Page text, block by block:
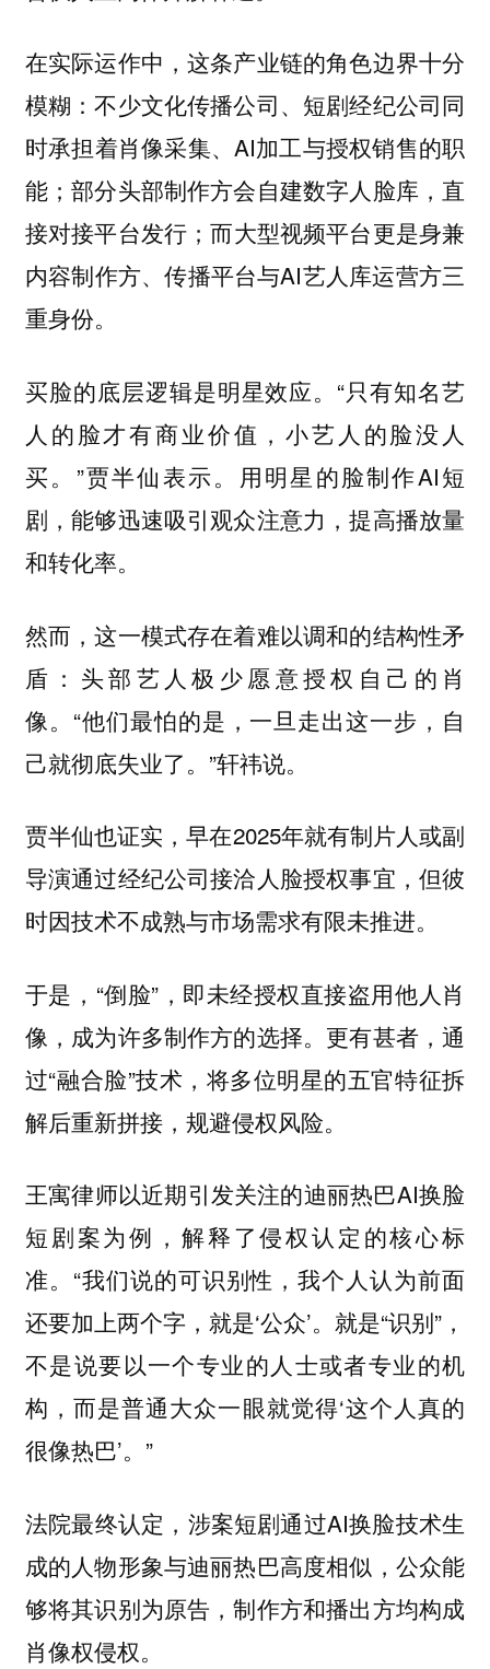
在实际运作中，这条产业链的角色边界十分
模糊：不少文化传播公司、短剧经纪公司同
时承担着肖像采集、AI加工与授权销售的职
能；部分头部制作方会自建数字人脸库，直
接对接平台发行；而大型视频平台更是身兼
内容制作方、传播平台与AI艺人库运营方三
重身份。
买脸的底层逻辑是明星效应。“只有知名艺
人的脸才有商业价值，小艺人的脸没人
买。”贾半仙表示。用明星的脸制作AI短
剧，能够迅速吸引观众注意力，提高播放量
和转化率。
然而，这一模式存在着难以调和的结构性矛
盾：头部艺人极少愿意授权自己的肖
像。“他们最怕的是，一旦走出这一步，自
己就彻底失业了。”轩祎说。
贾半仙也证实，早在2025年就有制片人或副
导演通过经纪公司接洽人脸授权事宜，但彼
时因技术不成熟与市场需求有限未推进。
于是，“倒脸”，即未经授权直接盗用他人肖
像，成为许多制作方的选择。更有甚者，通
过“融合脸”技术，将多位明星的五官特征拆
解后重新拼接，规避侵权风险。
王寓律师以近期引发关注的迪丽热巴AI换脸
短剧案为例，解释了侵权认定的核心标
准。“我们说的可识别性，我个人认为前面
还要加上两个字，就是‘公众’。就是“识别”，
不是说要以一个专业的人士或者专业的机
构，而是普通大众一眼就觉得‘这个人真的
很像热巴’。”
法院最终认定，涉案短剧通过AI换脸技术生
成的人物形象与迪丽热巴高度相似，公众能
够将其识别为原告，制作方和播出方均构成
肖像权侵权。